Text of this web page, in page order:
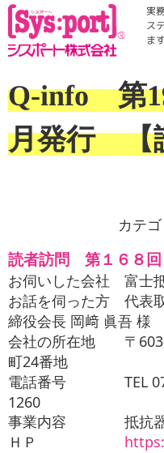
実
ス
ま
Q-info 第
月発行 【
カテ
読者訪問 第１６８回
お伺いした会社 富士
お話を伺った方 代表
締役会長 岡﨑 眞吾 様
会社の所在地 〒603-
町24番地
電話番号 TEL
1260
事業内容 抵抗器
ＨＰ